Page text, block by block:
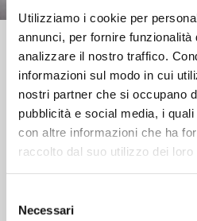
Utilizziamo i cookie per
annunci, per fornire
analizzare il nostro traffico.
informazioni sul modo in cui
nostri partner che si occupano
pubblicità e social media, i
con altre informazioni che ha
raccolto dal suo utilizzo dei loro
delNecessari
Montage Anleitung
Produktkarte
1 innenliegende ablage + 1
Stil:Modern